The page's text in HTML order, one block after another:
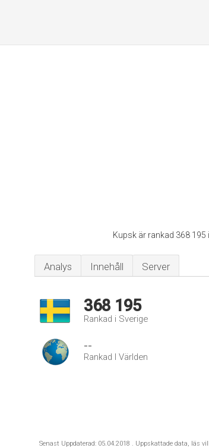
Kupsk är rankad 368 195
Analys Innehåll Server
368 195
Rankad i Sverige
--
Rankad I Världen
Senast Uppdaterad: 05.04.2018 . Uppskattade data, läs